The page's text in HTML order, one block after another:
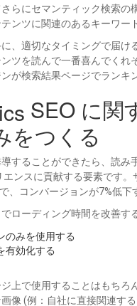
らにセマンティック検索
ンツに関連のあるキーワー
、適切なタイミングで届
ツを読んで一番喜んでく
が検索結果ページでランキ
SEO に関
をつくる
することができたら、読
ンスに貢献する要素です
、コンバージョンが7%低下
ローディング時間を改善す
のみを使用する
有効化する
上で使用することはもち
像 (例：自社に直接関連す